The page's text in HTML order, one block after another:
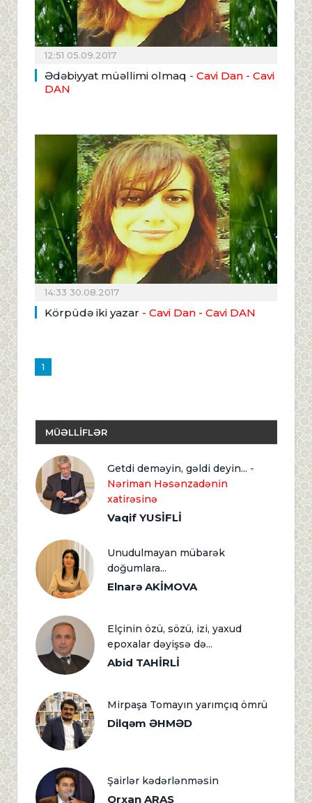
12:51 05.09.2017
Ədəbiyyat müəllimi olmaq - Cavi Dan - Cavi
DAN
14:33 30.08.2017
Körpüdə iki yazar - Cavi Dan - Cavi DAN
1
MÜƏLLİFLƏR
Getdi deməyin, gəldi deyin... -
Nəriman Həsənzadənin
xatirəsinə
Vaqif YUSİFLİ
Unudulmayan mübarək
doğumlara...
Elnarə AKİMOVA
Elçinin özü, sözü, izi, yaxud
epoxalar dəyişsə də...
Abid TAHİRLİ
Mirpaşa Tomayın yarımçıq ömrü
Dilqəm ƏHMƏD
Şairlər kədərlənməsin
Orxan ARAS